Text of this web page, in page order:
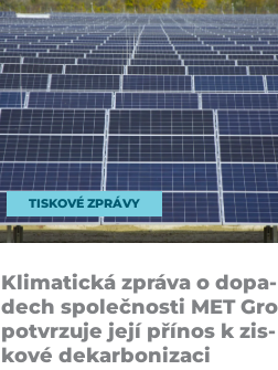
TISKOVÉ ZPRÁVY
Kli­ma­tická zpráva o do­pa­
dech společnosti MET
po­tvrzuje je­jí pří­nos k zis­
kové de­kar­bo­niza­ci